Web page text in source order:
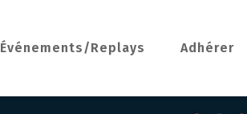
Événements/Replays Adhérer